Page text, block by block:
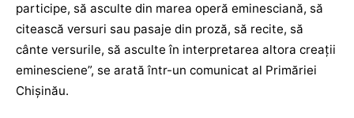
participe, să asculte din marea operă eminesciană, să
citească versuri sau pasaje din proză, să recite, să
cânte versurile, să asculte în interpretarea altora creații
eminesciene”, se arată într-un comunicat al Primăriei
Chișinău.